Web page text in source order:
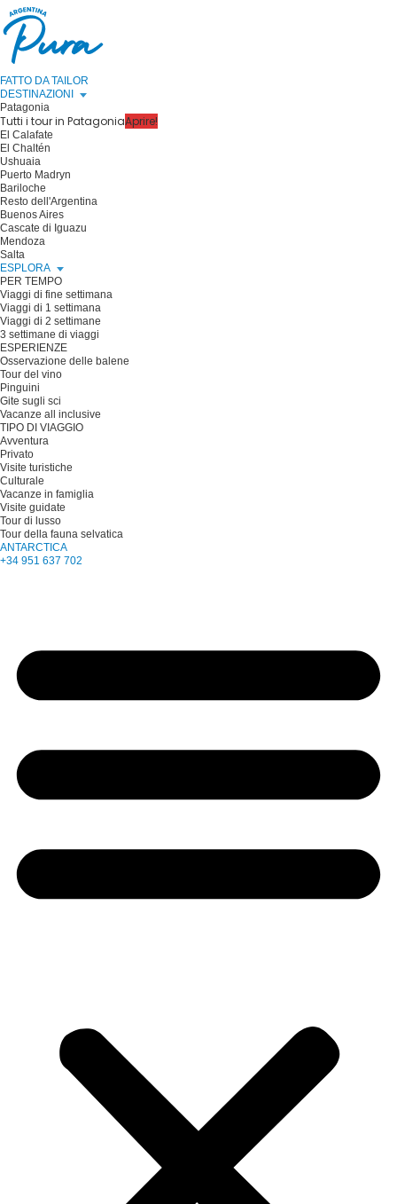
FATTO DA TAILOR
DESTINAZIONI
Patagonia
Tutti i tour in PatagoniaAprire!
El Calafate
El Chaltén
Ushuaia
Puerto Madryn
Bariloche
Resto dell'Argentina
Buenos Aires
Cascate di Iguazu
Mendoza
Salta
ESPLORA
PER TEMPO
Viaggi di fine settimana
Viaggi di 1 settimana
Viaggi di 2 settimane
3 settimane di viaggi
ESPERIENZE
Osservazione delle balene
Tour del vino
Pinguini
Gite sugli sci
Vacanze all inclusive
TIPO DI VIAGGIO
Avventura
Privato
Visite turistiche
Culturale
Vacanze in famiglia
Visite guidate
Tour di lusso
Tour della fauna selvatica
ANTARCTICA
+34 951 637 702